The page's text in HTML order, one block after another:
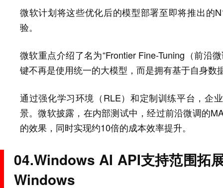
微软计划将这些优化后的模型部署至即将推出的
验。
微软重点介绍了名为“Frontier Fine-Tuning（前沿
键不再是使用统一的大模型，而是拥有基于自身
通过强化学习环境（RLE）和定制训练平台，企
景。微软披露，在内部测试中，经过前沿微调的
的效果，同时实现约10倍的成本效率提升。
04.Windows AI API支持范围拓
Windows